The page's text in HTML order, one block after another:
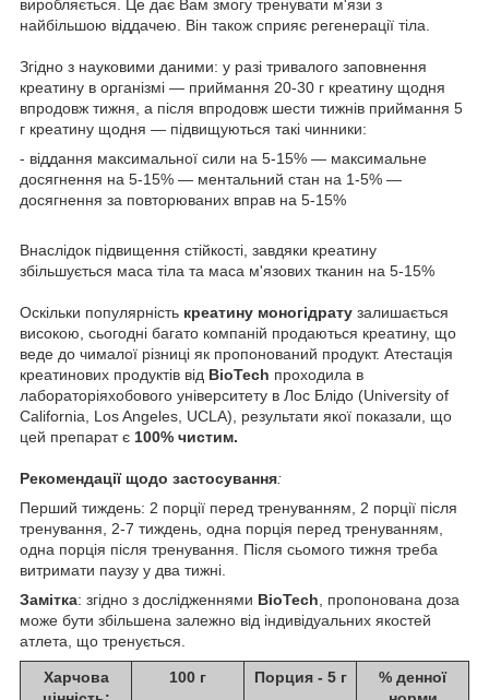
виробляється. Це дає Вам змогу тренувати м'язи з
найбільшою віддачею. Він також сприяє регенерації тіла.
Згідно з науковими даними: у разі тривалого заповнення
креатину в організмі — приймання 20-30 г креатину щодня
впродовж тижня, а після впродовж шести тижнів приймання 5
г креатину щодня — підвищуються такі чинники:
- віддання максимальної сили на 5-15% — максимальне
досягнення на 5-15% — ментальний стан на 1-5% —
досягнення за повторюваних вправ на 5-15%
Внаслідок підвищення стійкості, завдяки креатину
збільшується маса тіла та маса м'язових тканин на 5-15%
Оскільки популярність креатину моногідрату залишається
високою, сьогодні багато компаній продаються креатину, що
веде до чималої різниці як пропонований продукт. Атестація
креатинових продуктів від BioTech проходила в
лабораторіяхобового університету в Лос Блідо (University of
California, Los Angeles, UCLA), результати якої показали, що
цей препарат є 100% чистим.
Рекомендації щодо застосування:
Перший тиждень: 2 порції перед тренуванням, 2 порції після
тренування, 2-7 тиждень, одна порція перед тренуванням,
одна порція після тренування. Після сьомого тижня треба
витримати паузу у два тижні.
Замітка: згідно з дослідженнями BioTech , пропонована доза
може бути збільшена залежно від індивідуальних якостей
атлета, що тренується.
Харчова
100 г Порция - 5 г
% денної